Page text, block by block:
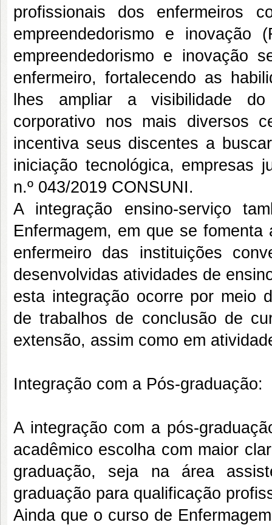
profissionais dos enfermeiros
empreendedorismo e
empreendedorismo e inovação
enfermeiro, fortalecendo as
lhes ampliar a visibilidade do
corporativo nos mais diversos
incentiva seus discentes a
iniciação tecnológica, empresas
n.º 043/2019 CONSUNI.
A integração ensino-serviço
Enfermagem, em que se
enfermeiro das instituições
desenvolvidas atividades de
esta integração ocorre por meio
de trabalhos de conclusão de
extensão, assim como em
Integração com a Pós-graduação:
A integração com a pós-
acadêmico escolha com maior
graduação, seja na área
graduação para qualificação
Ainda que o curso de